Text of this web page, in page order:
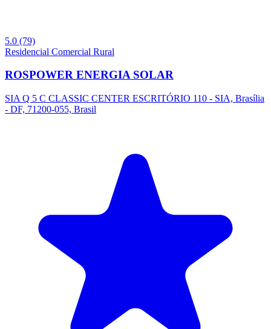
5.0 (79)
Residencial Comercial Rural
ROSPOWER ENERGIA SOLAR
SIA Q 5 C CLASSIC CENTER ESCRITÓRIO 110 - SIA, Brasília
- DF, 71200-055, Brasil